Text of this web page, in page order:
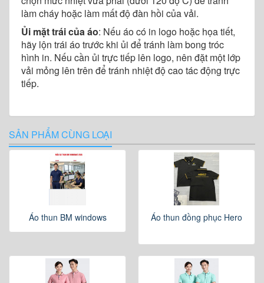
làm cháy hoặc làm mất độ đàn hồi của vải.
Ủi mặt trái của áo: Nếu áo có in logo hoặc họa tiết,
hãy lộn trái áo trước khi ủi để tránh làm bong tróc
hình in. Nếu cần ủi trực tiếp lên logo, nên đặt một lớp
vải mỏng lên trên để tránh nhiệt độ cao tác động trực
tiếp.
SẢN PHẨM CÙNG LOẠI
Áo thun BM windows Áo thun đồng phục Hero